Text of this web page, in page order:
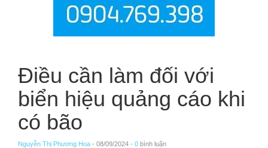
Điều cần làm đối với
biển hiệu quảng cáo khi
có bão
Nguyễn Thị Phương Hoa - 08/09/2024 - 0 bình luận